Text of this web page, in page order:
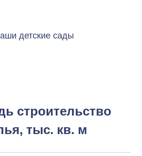
детские сады
строительство
тыс. кв. м